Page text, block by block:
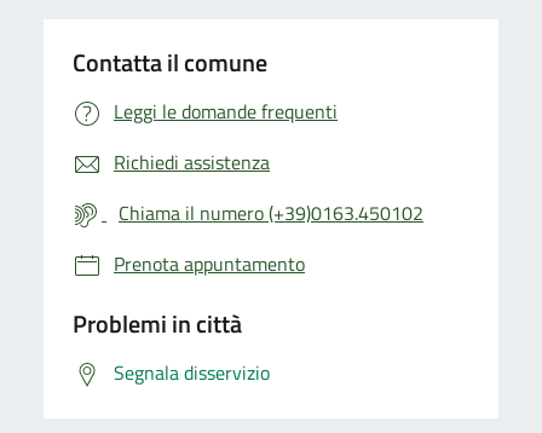
Contatta il comune
Leggi le domande frequenti
Richiedi assistenza
Chiama il numero (+39)0163.450102
Prenota appuntamento
Problemi in città
Segnala disservizio